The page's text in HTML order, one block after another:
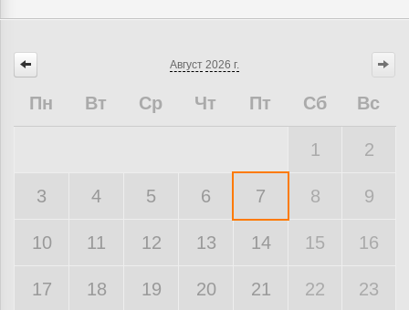
Август 2026 г.
Пн Вт Ср Чт Пт Сб Вс
1 2
3 4 5 6 7 8 9
10 11 12 13 14 15 16
17 18 19 20 21 22 23